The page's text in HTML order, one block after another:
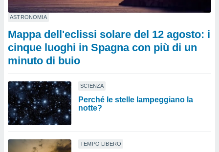
ASTRONOMIA
Mappa dell'eclissi solare del 12 agosto: i
cinque luoghi in Spagna con più di un
minuto di buio
SCIENZA
Perché le stelle lampeggiano la
notte?
TEMPO LIBERO